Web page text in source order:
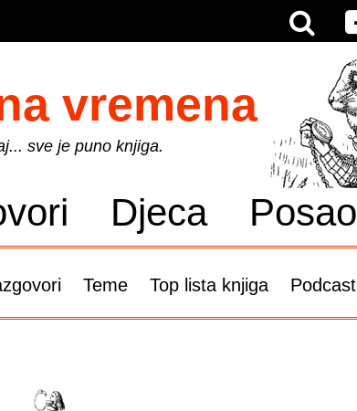
vremena
sve je puno knjiga.
Djeca Posao
Teme Top lista knjiga Podcast